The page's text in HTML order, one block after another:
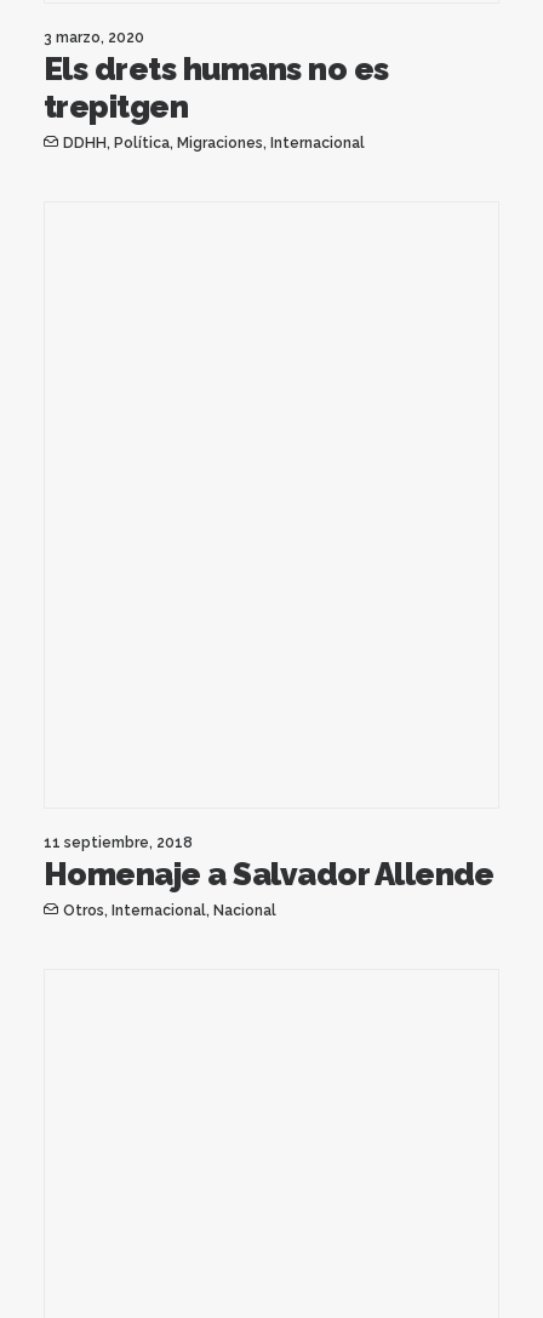
3 marzo, 2020
Els drets humans no es
trepitgen
DDHH, Política, Migraciones, Internacional
11 septiembre, 2018
Homenaje a Salvador Allende
Otros, Internacional, Nacional